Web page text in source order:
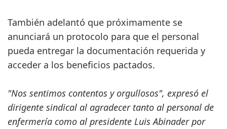
También adelantó que próximamente se
anunciará un protocolo para que el personal
pueda entregar la documentación requerida y
acceder a los beneficios pactados.
"Nos sentimos contentos y orgullosos", expresó el
dirigente sindical al agradecer tanto al personal de
enfermería como al presidente Luis Abinader por